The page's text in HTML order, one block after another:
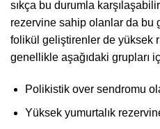
sıkça bu durumla
rezervine sahip olanlar da bu
folikül geliştirenler de yüksek
genellikle aşağıdaki grupları
Polikistik over sendromu
Yüksek yumurtalık